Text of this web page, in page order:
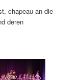
chapeau an die
deren